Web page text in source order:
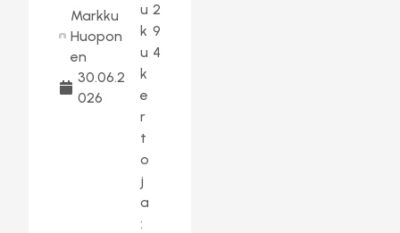
Markku
Huopon
en
30.06.2
026
u
k
u
k
e
r
t
o
j
a
:
2
9
4